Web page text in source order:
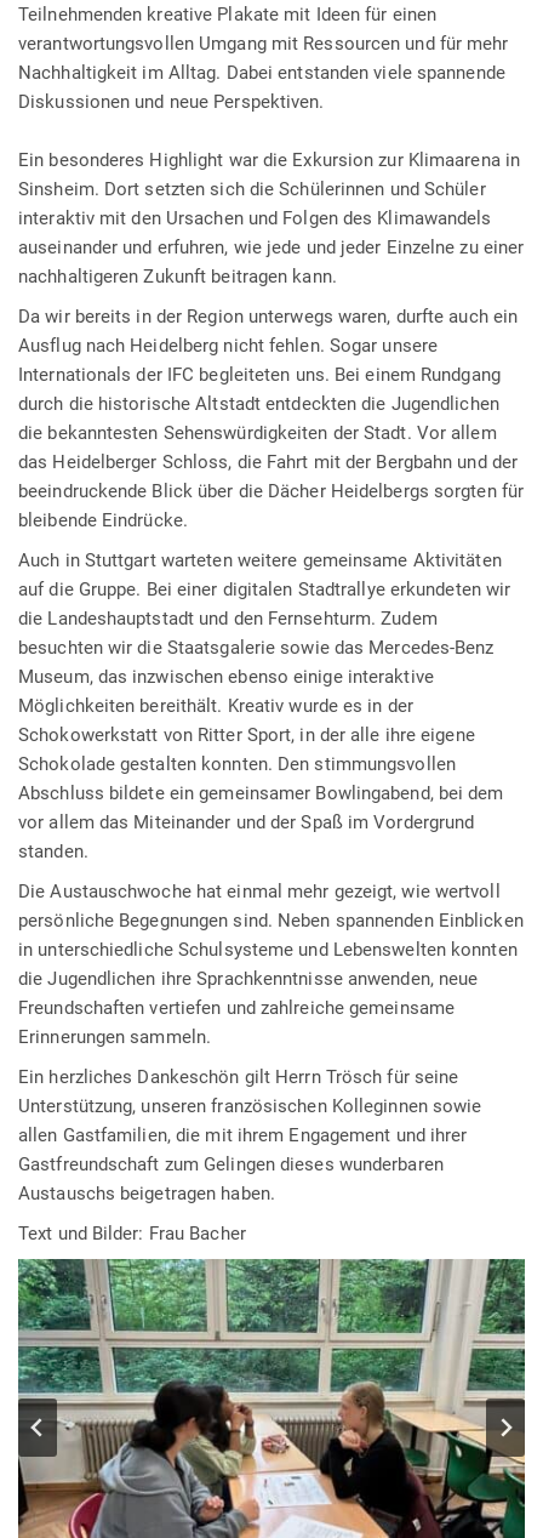
Teilnehmenden kreative Plakate mit Ideen für einen
verantwortungsvollen Umgang mit Ressourcen und für mehr
Nachhaltigkeit im Alltag. Dabei entstanden viele spannende
Diskussionen und neue Perspektiven.
Ein besonderes Highlight war die Exkursion zur Klimaarena in
Sinsheim. Dort setzten sich die Schülerinnen und Schüler
interaktiv mit den Ursachen und Folgen des Klimawandels
auseinander und erfuhren, wie jede und jeder Einzelne zu einer
nachhaltigeren Zukunft beitragen kann.
Da wir bereits in der Region unterwegs waren, durfte auch ein
Ausflug nach Heidelberg nicht fehlen. Sogar unsere
Internationals der IFC begleiteten uns. Bei einem Rundgang
durch die historische Altstadt entdeckten die Jugendlichen
die bekanntesten Sehenswürdigkeiten der Stadt. Vor allem
das Heidelberger Schloss, die Fahrt mit der Bergbahn und der
beeindruckende Blick über die Dächer Heidelbergs sorgten für
bleibende Eindrücke.
Auch in Stuttgart warteten weitere gemeinsame Aktivitäten
auf die Gruppe. Bei einer digitalen Stadtrallye erkundeten wir
die Landeshauptstadt und den Fernsehturm. Zudem
besuchten wir die Staatsgalerie sowie das Mercedes-Benz
Museum, das inzwischen ebenso einige interaktive
Möglichkeiten bereithält. Kreativ wurde es in der
Schokowerkstatt von Ritter Sport, in der alle ihre eigene
Schokolade gestalten konnten. Den stimmungsvollen
Abschluss bildete ein gemeinsamer Bowlingabend, bei dem
vor allem das Miteinander und der Spaß im Vordergrund
standen.
Die Austauschwoche hat einmal mehr gezeigt, wie wertvoll
persönliche Begegnungen sind. Neben spannenden Einblicken
in unterschiedliche Schulsysteme und Lebenswelten konnten
die Jugendlichen ihre Sprachkenntnisse anwenden, neue
Freundschaften vertiefen und zahlreiche gemeinsame
Erinnerungen sammeln.
Ein herzliches Dankeschön gilt Herrn Trösch für seine
Unterstützung, unseren französischen Kolleginnen sowie
allen Gastfamilien, die mit ihrem Engagement und ihrer
Gastfreundschaft zum Gelingen dieses wunderbaren
Austauschs beigetragen haben.
Text und Bilder: Frau Bacher